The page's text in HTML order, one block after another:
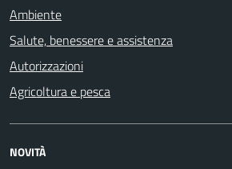
Ambiente
Salute, benessere e assistenza
Autorizzazioni
Agricoltura e pesca
NOVITÀ